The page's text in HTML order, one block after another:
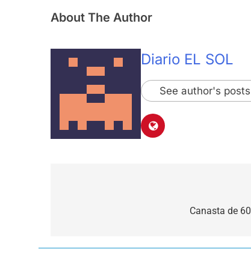
About The Author
Diario EL SOL
See author's posts
Canasta de